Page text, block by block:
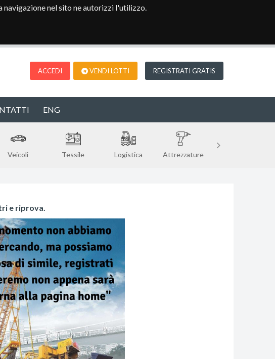
nel sito ne autorizzi l'utilizzo.
ACCEDI VENDI LOTTI REGISTRATI GRATIS
ENG
Veicoli Tessile Logistica Attrezzature
e riprova.